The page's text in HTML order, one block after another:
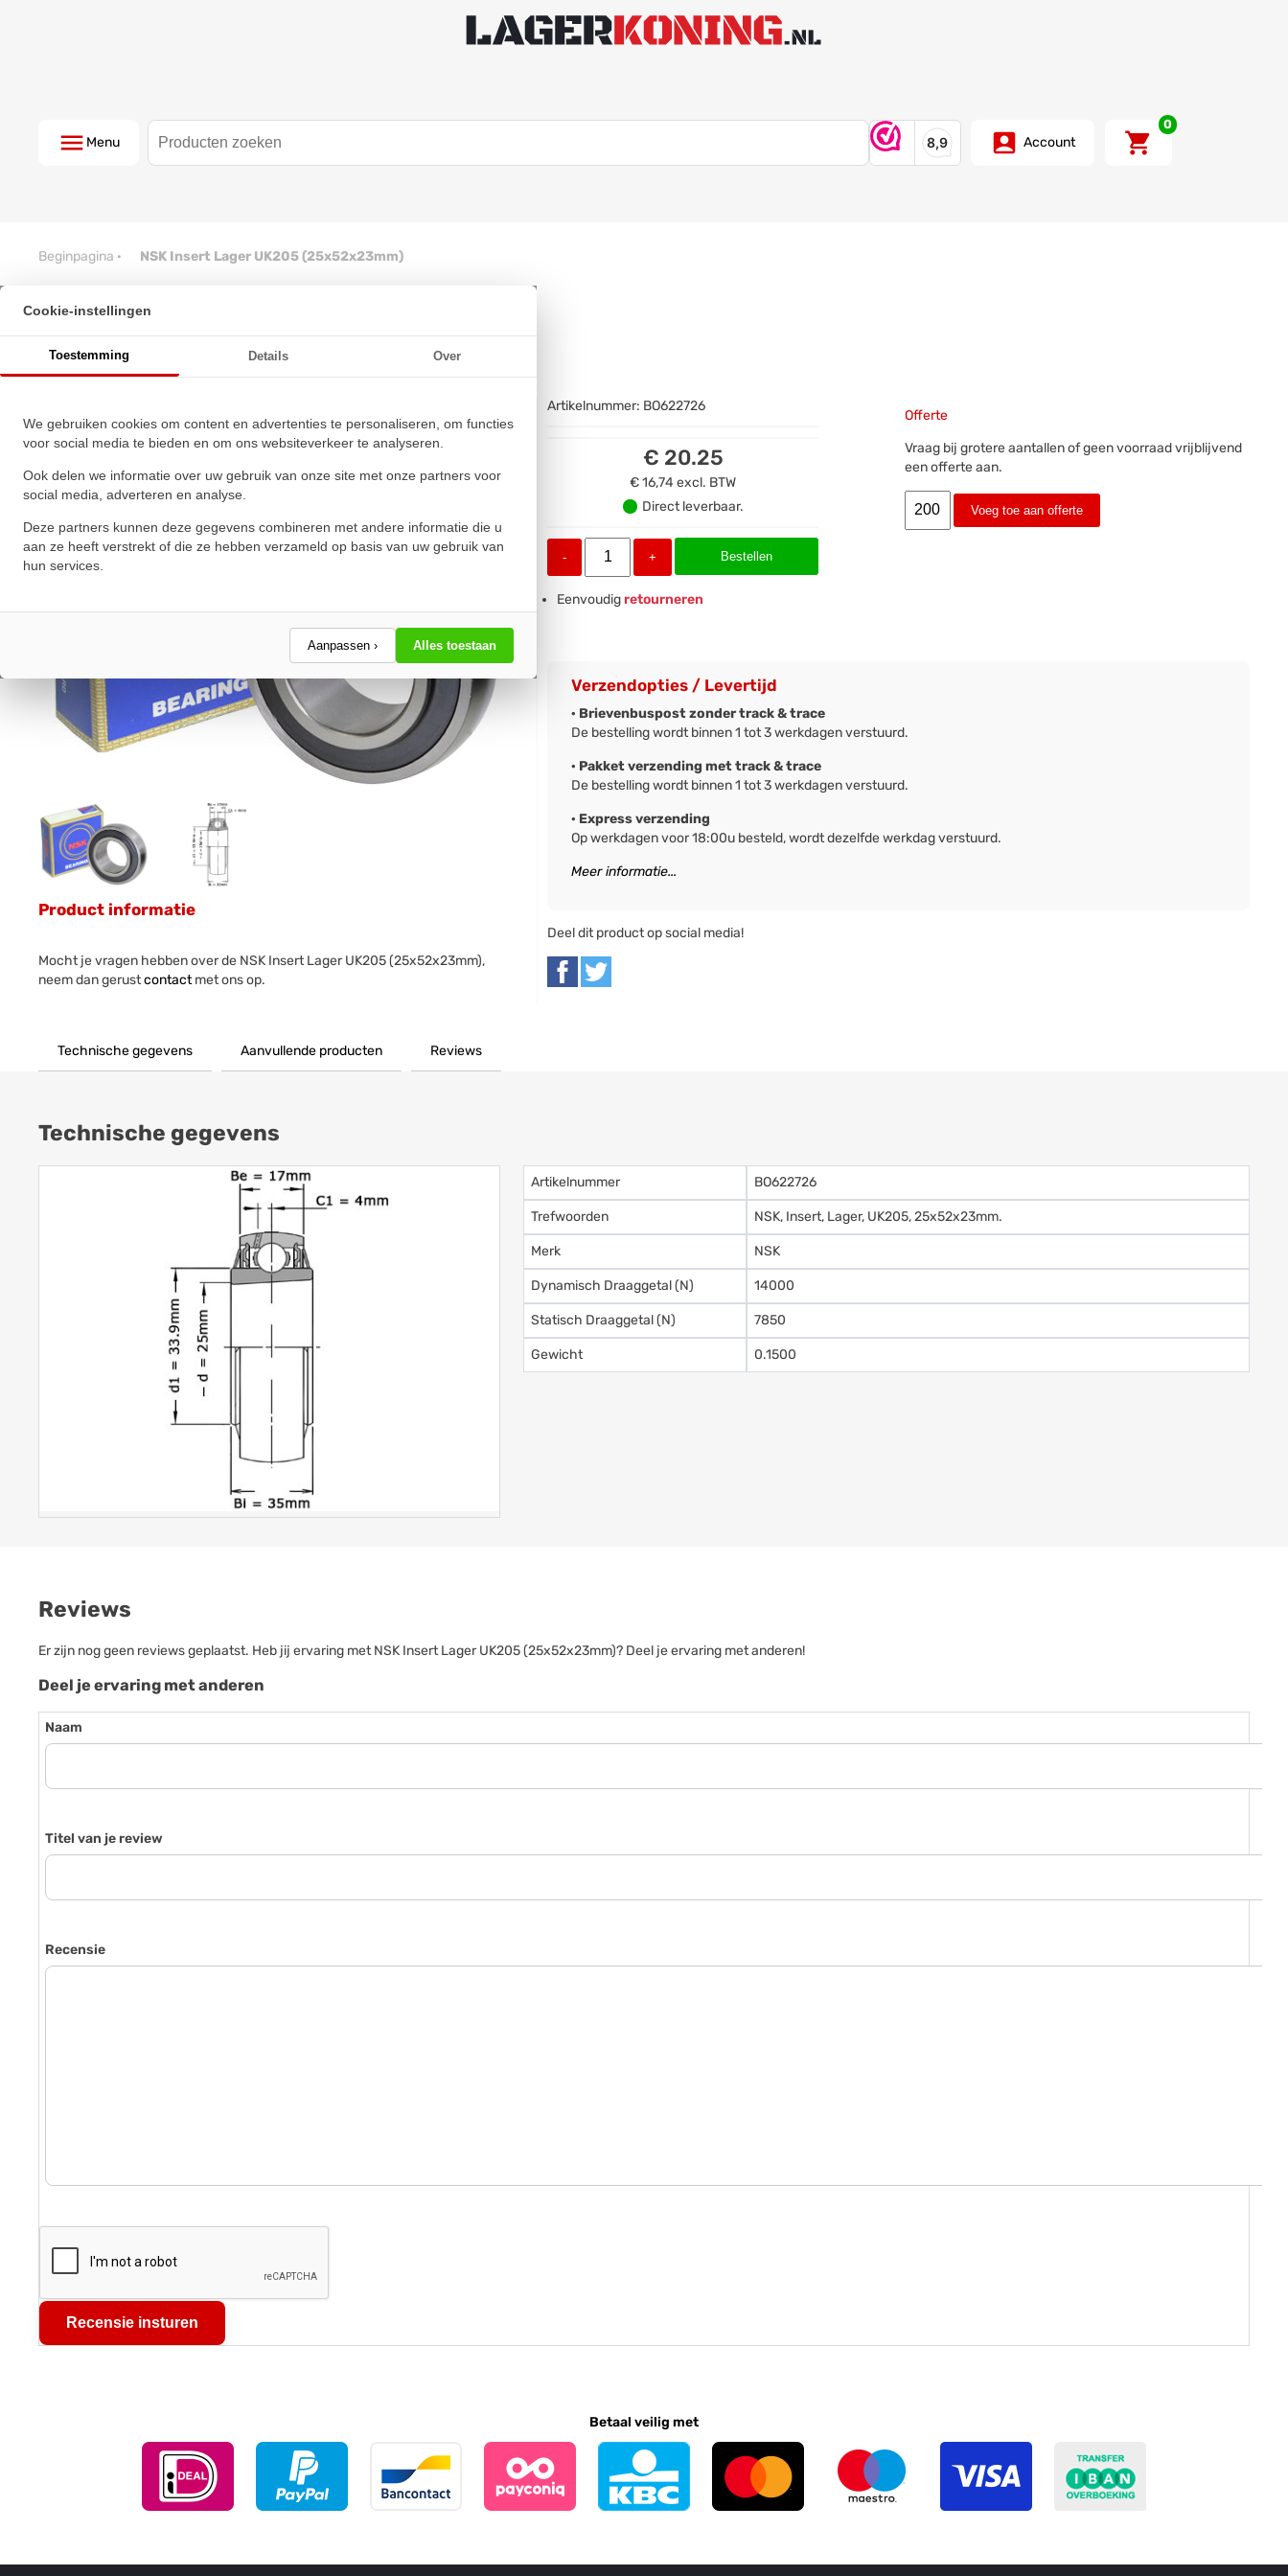
Menu Account
0
Beginpagina · NSK Insert Lager UK205 (25x52x23mm)
Cookie-instellingen
Toestemming Details Over
We gebruiken cookies om content en advertenties te personaliseren, om functies
voor social media te bieden en om ons websiteverkeer te analyseren.
Ook delen we informatie over uw gebruik van onze site met onze partners voor
social media, adverteren en analyse.
Deze partners kunnen deze gegevens combineren met andere informatie die u
aan ze heeft verstrekt of die ze hebben verzameld op basis van uw gebruik van
hun services.
Aanpassen › Alles toestaan
NSK Insert Lager UK205 (25x52x23mm)
★★★★★
★★★★★
Product informatie
Mocht je vragen hebben over de NSK Insert Lager UK205 (25x52x23mm),
neem dan gerustcontactmet ons op.
Artikelnummer: BO622726
€ 20.25
€ 16,74 excl. BTW
Direct leverbaar.
- + Bestellen
Eenvoudigretourneren
Offerte
Vraag bij grotere aantallen of geen voorraad vrijblijvend
een offerte aan.
Voeg toe aan offerte
Verzendopties / Levertijd
· Brievenbuspost zonder track & trace
De bestelling wordt binnen 1 tot 3 werkdagen verstuurd.
· Pakket verzending met track & trace
De bestelling wordt binnen 1 tot 3 werkdagen verstuurd.
· Express verzending
Op werkdagen voor 18:00u besteld, wordt dezelfde werkdag verstuurd.
Meer informatie...
Deel dit product op social media!
Technische gegevens Aanvullende producten Reviews
Technische gegevens
Artikelnummer BO622726
Trefwoorden NSK, Insert, Lager, UK205, 25x52x23mm.
Merk NSK
Dynamisch Draaggetal (N) 14000
Statisch Draaggetal (N) 7850
Gewicht 0.1500
Reviews
Er zijn nog geen reviews geplaatst. Heb jij ervaring met NSK Insert Lager UK205 (25x52x23mm)? Deel je ervaring met anderen!
Deel je ervaring met anderen
Naam
Titel van je review
Recensie
Recensie insturen
Betaal veilig met